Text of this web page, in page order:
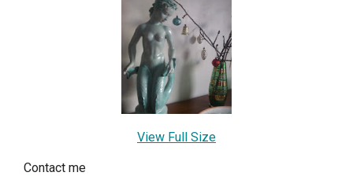
View Full Size
Contact me